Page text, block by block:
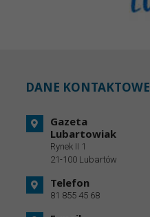
DANE KONTAKTOWE
Gazeta
Lubartowiak
Rynek II 1
21-100 Lubartów
Telefon
81 855 45 68